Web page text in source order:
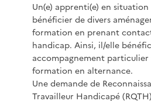
Un(e) apprenti(e) en
bénéficier de divers
formation en prenant
handicap. Ainsi, il/elle
accompagnement particulier
formation en alternance.
Une demande de
Travailleur Handicapé